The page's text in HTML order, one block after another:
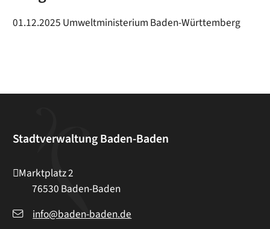
01.12.2025 Umweltministerium Baden-Württemberg
Stadtverwaltung Baden-Baden
Marktplatz 2
76530 Baden-Baden
info@baden-baden.de